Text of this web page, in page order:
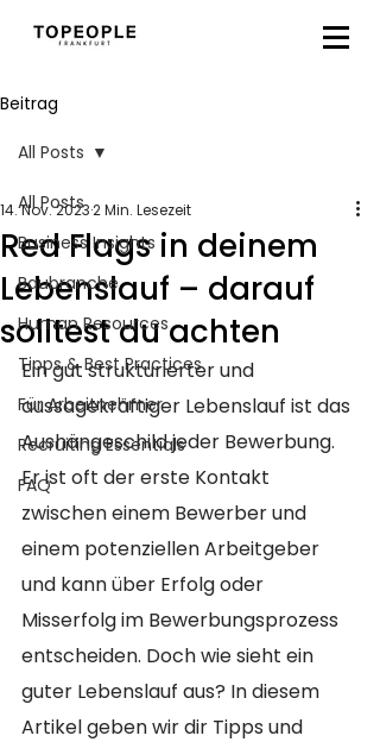
Beitrag
All Posts
Business Insights
Baubranche
Human Resources
Tipps & Best Practices
Für Arbeitnehmer
Recruiting Essentials
FAQ
All Posts
Red Flags in deinem
Lebenslauf – darauf
solltest du achten
14. Nov. 20232 Min. Lesezeit
Ein gut strukturierter und
aussagekräftiger Lebenslauf ist das
Aushängeschild jeder Bewerbung.
Er ist oft der erste Kontakt
zwischen einem Bewerber und
einem potenziellen Arbeitgeber
und kann über Erfolg oder
Misserfolg im Bewerbungsprozess
entscheiden. Doch wie sieht ein
guter Lebenslauf aus? In diesem
Artikel geben wir dir Tipps und